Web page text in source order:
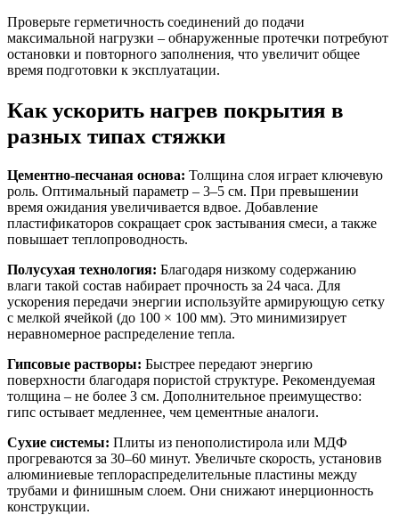
Проверьте герметичность соединений до подачи
максимальной нагрузки – обнаруженные протечки потребуют
остановки и повторного заполнения, что увеличит общее
время подготовки к эксплуатации.
Как ускорить нагрев покрытия в
разных типах стяжки
Цементно-песчаная основа: Толщина слоя играет ключевую
роль. Оптимальный параметр – 3–5 см. При превышении
время ожидания увеличивается вдвое. Добавление
пластификаторов сокращает срок застывания смеси, а также
повышает теплопроводность.
Полусухая технология: Благодаря низкому содержанию
влаги такой состав набирает прочность за 24 часа. Для
ускорения передачи энергии используйте армирующую сетку
с мелкой ячейкой (до 100 × 100 мм). Это минимизирует
неравномерное распределение тепла.
Гипсовые растворы: Быстрее передают энергию
поверхности благодаря пористой структуре. Рекомендуемая
толщина – не более 3 см. Дополнительное преимущество:
гипс остывает медленнее, чем цементные аналоги.
Сухие системы: Плиты из пенополистирола или МДФ
прогреваются за 30–60 минут. Увеличьте скорость, установив
алюминиевые теплораспределительные пластины между
трубами и финишным слоем. Они снижают инерционность
конструкции.